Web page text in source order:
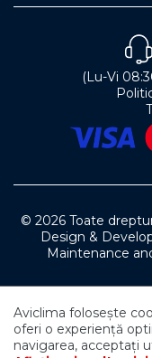
(Lu-Vi
© 2026 Toate
Design &
Maintenance
Aviclima folosește
oferi o experiență
navigarea, acceptați